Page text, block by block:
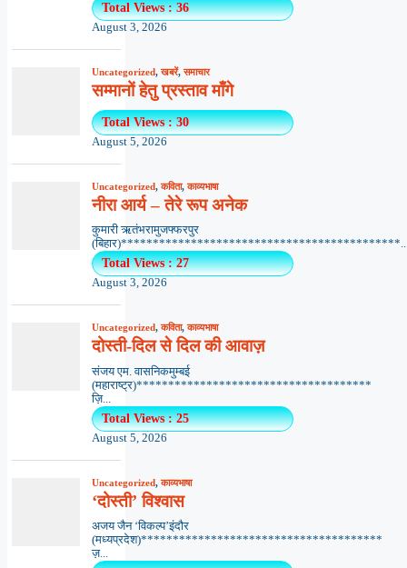
Total Views : 36
August 3, 2026
Uncategorized,खबरें,समाचार
सम्मानों हेतु प्रस्ताव माँगे
Total Views : 30
August 5, 2026
Uncategorized,कविता,काव्यभाषा
नीरा आर्य – तेरे रूप अनेक
कुमारी ऋतंभरामुजफ्फरपुर
Total Views : 27
August 3, 2026
Uncategorized,कविता,काव्यभाषा
दोस्ती-दिल से दिल की आवाज़
संजय एम. वासनिकमुम्बई
(महाराष्ट्र)*************************************
ज़ि...
Total Views : 25
August 5, 2026
Uncategorized,काव्यभाषा
‘दोस्ती’ विश्वास
अजय जैन ‘विकल्प’इंदौर
(मध्यप्रदेश)**************************************
ज़...